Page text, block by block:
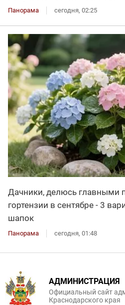
Панорама сегодня, 02:25
Дачники, делюсь главными
гортензии в сентябре - 3
шапок
Панорама сегодня, 01:48
АДМИНИСТРАЦИЯ
Официальный сайт
Краснодарского края